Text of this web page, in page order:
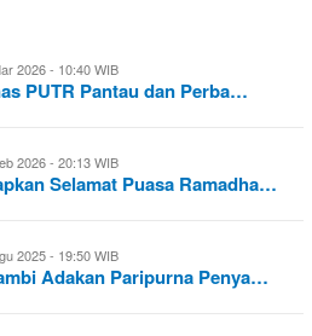
2026 - 10:40 WIB
PUTR Pantau dan Perba…
2026 - 20:13 WIB
Selamat Puasa Ramadha…
2025 - 19:50 WIB
Adakan Paripurna Penya…